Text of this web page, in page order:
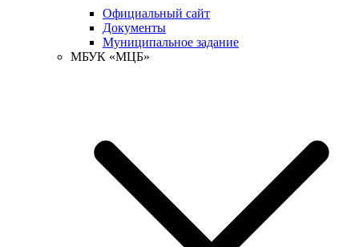
Официальный сайт
Документы
Муниципальное задание
МБУК «МЦБ»